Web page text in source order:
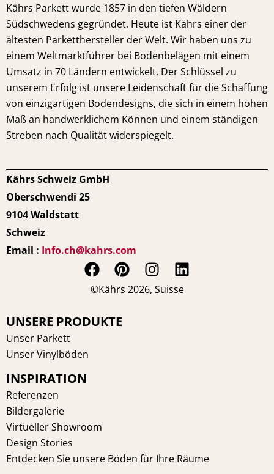
Kährs Parkett wurde 1857 in den tiefen Wäldern
Südschwedens gegründet. Heute ist Kährs einer der
ältesten Parketthersteller der Welt. Wir haben uns zu
einem Weltmarktführer bei Bodenbelägen mit einem
Umsatz in 70 Ländern entwickelt. Der Schlüssel zu
unserem Erfolg ist unsere Leidenschaft für die Schaffung
von einzigartigen Bodendesigns, die sich in einem hohen
Maß an handwerklichem Können und einem ständigen
Streben nach Qualität widerspiegelt.
Kährs Schweiz GmbH
Oberschwendi 25
9104 Waldstatt
Schweiz
Email : Info.ch@kahrs.com
F
a
e
P
i
t
I
n
L
i
©Kährs 2026, Suisse
UNSERE PRODUKTE
Unser Parkett
Unser Vinylböden
INSPIRATION
Referenzen
Bildergalerie
Virtueller Showroom
Design Stories
Entdecken Sie unsere Böden für Ihre Räume